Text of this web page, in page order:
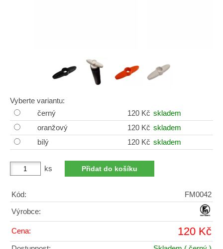
Vyberte variantu:
černý
120 Kč skladem
oranžový
120 Kč skladem
bílý
120 Kč skladem
ks
Kód: FM0042
Výrobce:
Cena: 120 Kč